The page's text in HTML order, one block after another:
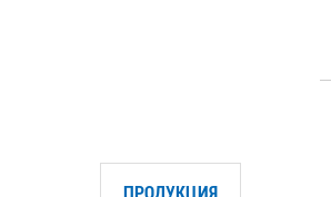
ПРОДУКЦИЯ